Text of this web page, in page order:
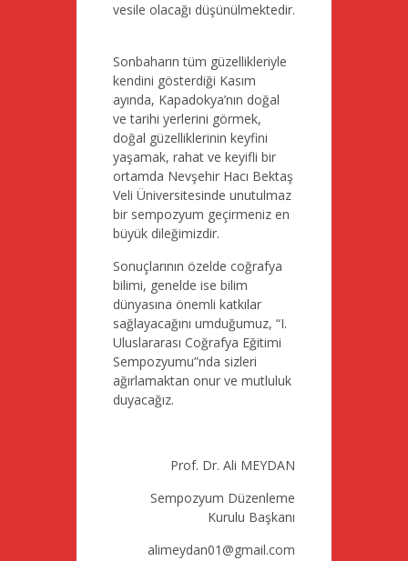
vesile olacağı düşünülmektedir.
Sonbaharın tüm güzellikleriyle
kendini gösterdiği Kasım
ayında, Kapadokya’nın doğal
ve tarihi yerlerini görmek,
doğal güzelliklerinin keyfini
yaşamak, rahat ve keyifli bir
ortamda Nevşehir Hacı Bektaş
Veli Üniversitesinde unutulmaz
bir sempozyum geçirmeniz en
büyük dileğimizdir.
Sonuçlarının özelde coğrafya
bilimi, genelde ise bilim
dünyasına önemli katkılar
sağlayacağını umduğumuz, “I.
Uluslararası Coğrafya Eğitimi
Sempozyumu”nda sizleri
ağırlamaktan onur ve mutluluk
duyacağız.
Prof. Dr. Ali MEYDAN
Sempozyum Düzenleme
Kurulu Başkanı
alimeydan01@gmail.com